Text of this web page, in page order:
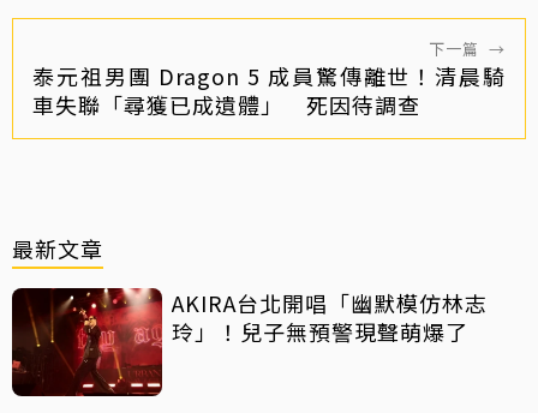
下一篇 →
泰元祖男團 Dragon 5 成員驚傳離世！清晨騎
車失聯「尋獲已成遺體」 死因待調查
最新文章
AKIRA台北開唱「幽默模仿林志
玲」！兒子無預警現聲萌爆了